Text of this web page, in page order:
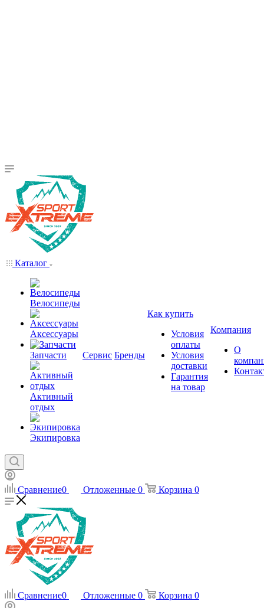
Каталог
Велосипеды
Аксессуары
Запчасти
Активный
отдых
Экипировка
Сервис Бренды
Как купить
Условия
оплаты
Условия
доставки
Гарантия
на товар
Компания
О
Сравнение0 Отложенные 0 Корзина 0
Сравнение0 Отложенные 0 Корзина 0